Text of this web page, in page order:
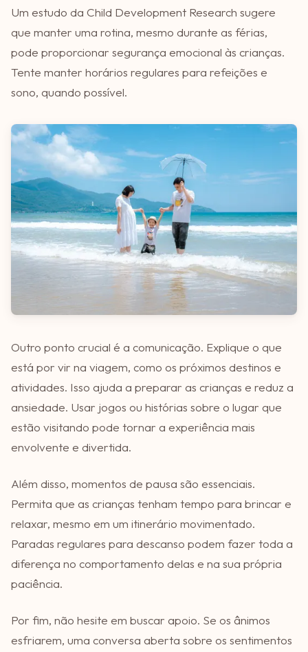
Um estudo da Child Development Research sugere
que manter uma rotina, mesmo durante as férias,
pode proporcionar segurança emocional às crianças.
Tente manter horários regulares para refeições e
sono, quando possível.
Outro ponto crucial é a comunicação. Explique o que
está por vir na viagem, como os próximos destinos e
atividades. Isso ajuda a preparar as crianças e reduz a
ansiedade. Usar jogos ou histórias sobre o lugar que
estão visitando pode tornar a experiência mais
envolvente e divertida.
Além disso, momentos de pausa são essenciais.
Permita que as crianças tenham tempo para brincar e
relaxar, mesmo em um itinerário movimentado.
Paradas regulares para descanso podem fazer toda a
diferença no comportamento delas e na sua própria
paciência.
Por fim, não hesite em buscar apoio. Se os ânimos
esfriarem, uma conversa aberta sobre os sentimentos